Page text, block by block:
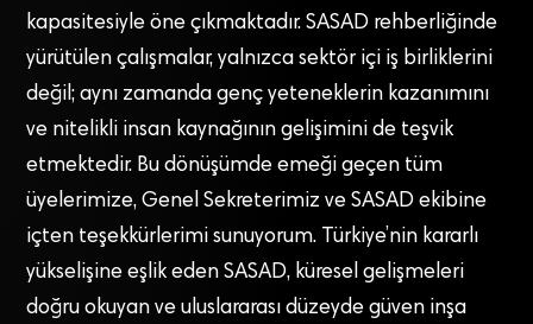
kapasitesiyle öne çıkmaktadır. SASAD rehberliğinde
yürütülen çalışmalar, yalnızca sektör içi iş birliklerini
değil; aynı zamanda genç yeteneklerin kazanımını
ve nitelikli insan kaynağının gelişimini de teşvik
etmektedir. Bu dönüşümde emeği geçen tüm
üyelerimize, Genel Sekreterimiz ve SASAD ekibine
içten teşekkürlerimi sunuyorum. Türkiye’nin kararlı
yükselişine eşlik eden SASAD, küresel gelişmeleri
doğru okuyan ve uluslararası düzeyde güven inşa